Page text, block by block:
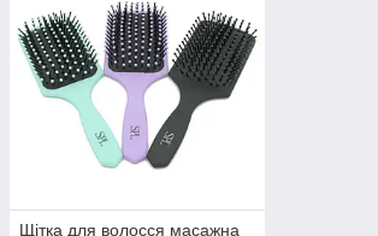
Щітка для волосся масажна